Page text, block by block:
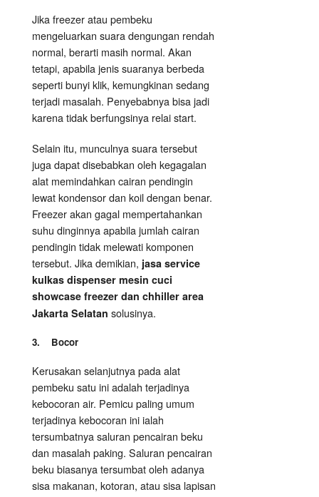
Jika freezer atau pembeku
mengeluarkan suara dengungan rendah
normal, berarti masih normal. Akan
tetapi, apabila jenis suaranya berbeda
seperti bunyi klik, kemungkinan sedang
terjadi masalah. Penyebabnya bisa jadi
karena tidak berfungsinya relai start.
Selain itu, munculnya suara tersebut
juga dapat disebabkan oleh kegagalan
alat memindahkan cairan pendingin
lewat kondensor dan koil dengan benar.
Freezer akan gagal mempertahankan
suhu dinginnya apabila jumlah cairan
pendingin tidak melewati komponen
tersebut. Jika demikian, jasa service
kulkas dispenser mesin cuci
showcase freezer dan chhiller area
Jakarta Selatan solusinya.
3. Bocor
Kerusakan selanjutnya pada alat
pembeku satu ini adalah terjadinya
kebocoran air. Pemicu paling umum
terjadinya kebocoran ini ialah
tersumbatnya saluran pencairan beku
dan masalah paking. Saluran pencairan
beku biasanya tersumbat oleh adanya
sisa makanan, kotoran, atau sisa lapisan